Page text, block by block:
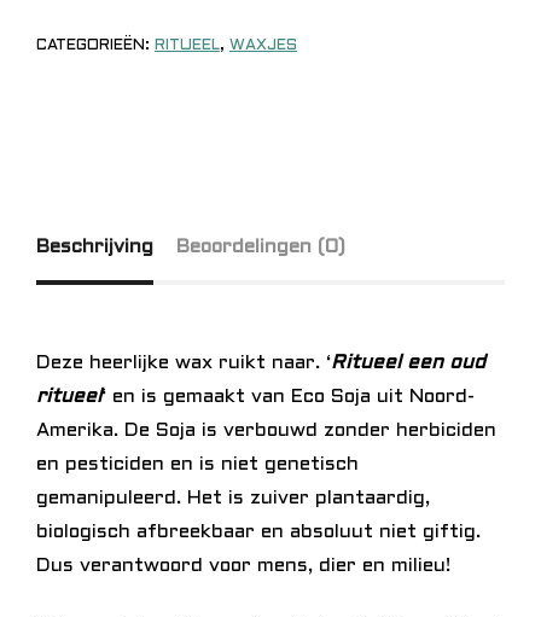
CATEGORIEËN: RITUEEL, WAXJES
Beschrijving Beoordelingen (0)
Deze heerlijke wax ruikt naar. ‘Ritueel een oud
ritueel‘ en is gemaakt van Eco Soja uit Noord-
Amerika. De Soja is verbouwd zonder herbiciden
en pesticiden en is niet genetisch
gemanipuleerd. Het is zuiver plantaardig,
biologisch afbreekbaar en absoluut niet giftig.
Dus verantwoord voor mens, dier en milieu!